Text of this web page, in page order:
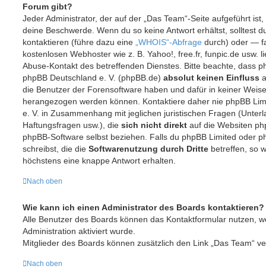
Forum gibt?
Jeder Administrator, der auf der „Das Team“-Seite aufgeführt
deine Beschwerde. Wenn du so keine Antwort erhältst, solltest
kontaktieren (führe dazu eine „WHOIS“-Abfrage durch) oder —
kostenlosen Webhoster wie z. B. Yahoo!, free.fr, funpic.de
Abuse-Kontakt des betreffenden Dienstes. Bitte beachte, dass
phpBB Deutschland e. V. (phpBB.de) absolut keinen Einfluss
die Benutzer der Forensoftware haben und dafür in keiner
herangezogen werden können. Kontaktiere daher nie phpBB
e. V. in Zusammenhang mit jeglichen juristischen Fragen
Haftungsfragen usw.), die sich nicht direkt auf die Websiten
phpBB-Software selbst beziehen. Falls du phpBB Limited oder
schreibst, die die Softwarenutzung durch Dritte betreffen, so
höchstens eine knappe Antwort erhalten.
Nach oben
Wie kann ich einen Administrator des Boards kontaktieren?
Alle Benutzer des Boards können das Kontaktformular nutzen,
Administration aktiviert wurde.
Mitglieder des Boards können zusätzlich den Link „Das Team“
Nach oben